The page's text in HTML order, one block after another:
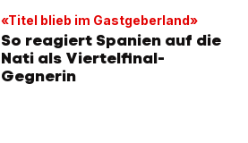
«Titel blieb im Gastgeberland»
So reagiert Spanien auf die
Nati als Viertelfinal-
Gegnerin